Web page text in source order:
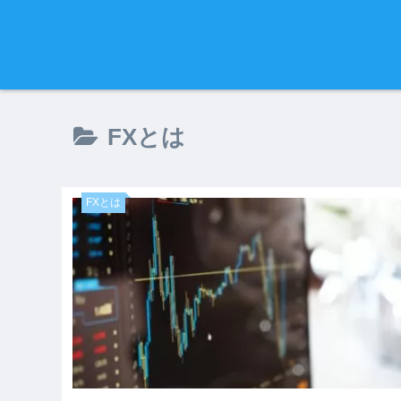
FXとは
FXとは